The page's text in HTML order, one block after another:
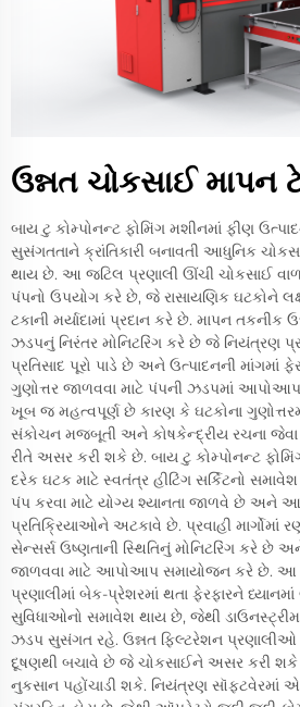
ઉન્નત ચોકસાઈ માપન
બાય ટુ કોમ્પોનન્ટ ફોમિંગ મશીનમાં ફીણ
સુસંગતતાને ક્રાંતિકારી બનાવતી આધુનિક
થાય છે. આ જટિલ પ્રણાલી ઊંચી ચોકસાઈ
પંપનો ઉપયોગ કરે છે, જે રાસાયણિક ઘટકોને
ટકાની મર્યાદામાં પ્રદાન કરે છે. માપન તકનીક
ઝડપનું નિરંતર મોનિટરિંગ કરે છે જે નિયંત્રણ
પ્રતિસાદ પૂરો પાડે છે અને ઉત્પાદનની માંગમાં
ગુણોત્તર જાળવવા માટે પંપની ઝડપમાં
ખૂબ જ મહત્વપૂર્ણ છે કારણ કે ઘટકોના
સંકોચન મજબૂતી અને કોષકેન્દ્રીય રચના જેવા
રીતે અસર કરી શકે છે. બાય ટુ કોમ્પોનન્ટ
દરેક ઘટક માટે સ્વતંત્ર હીટિંગ સર્કિટનો
પંપ કરવા માટે યોગ્ય શ્યાનતા જાળવે છે અને
પ્રતિક્રિયાઓને અટકાવે છે. પ્રવાહી માર્ગોમાં
સેન્સર્સ ઉષ્ણતાની સ્થિતિનું મોનિટરિંગ કરે છે
જાળવવા માટે આપોઆપ સમાયોજન કરે છે. આ
પ્રણાલીમાં બેક-પ્રેશરમાં થતા ફેરફારને
સુવિધાઓનો સમાવેશ થાય છે, જેથી
ઝડપ સુસંગત રહે. ઉન્નત ફિલ્ટરેશન પ્રણાલીઓ
દૂષણથી બચાવે છે જે ચોકસાઈને અસર કરી શકે
નુકસાન પહોંચાડી શકે. નિયંત્રણ સૉફ્ટવેરમાં